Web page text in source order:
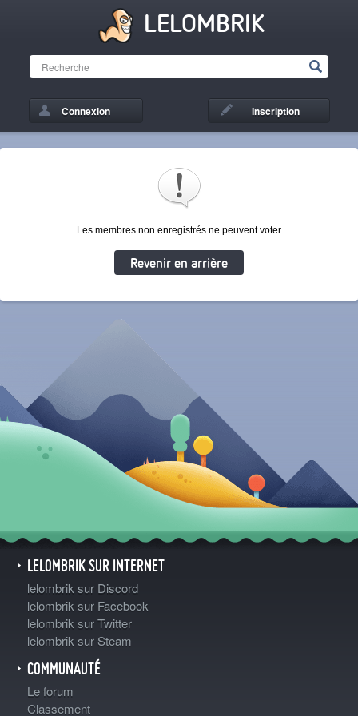
LELOMBRIK
Connexion Inscription
Les membres non enregistrés ne peuvent voter
Revenir en arrière
LELOMBRIK SUR INTERNET
lelombrik sur Discord
lelombrik sur Facebook
lelombrik sur Twitter
lelombrik sur Steam
COMMUNAUTÉ
Le forum
Classement